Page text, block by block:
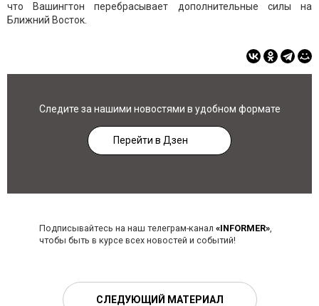
что Вашингтон перебрасывает дополнительные силы на
Ближний Восток.
Следите за нашими новостями в удобном формате
Перейти в Дзен
Подписывайтесь на наш телеграм-канал «INFORMER»,
чтобы быть в курсе всех новостей и событий!
СЛЕДУЮЩИЙ МАТЕРИАЛ